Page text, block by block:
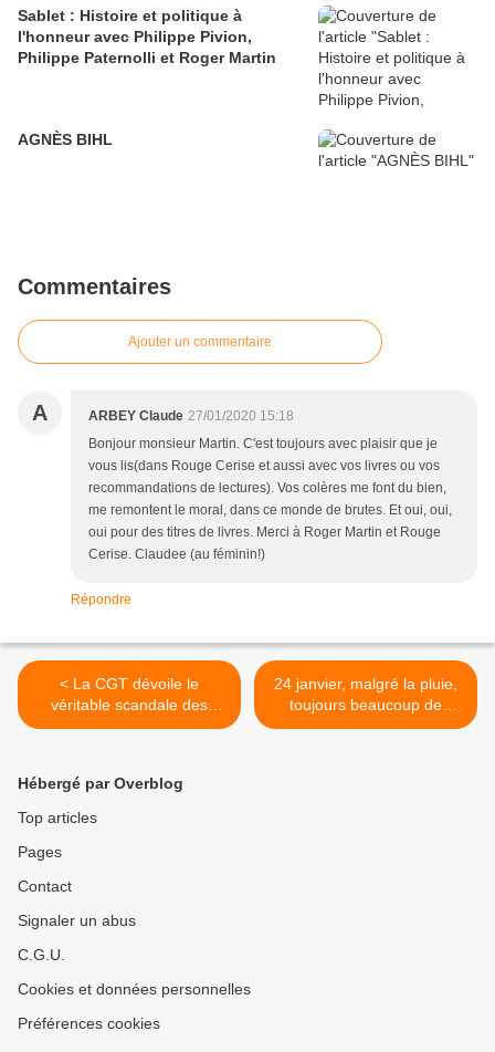
Sablet : Histoire et politique à
l'honneur avec Philippe Pivion,
Philippe Paternolli et Roger Martin
AGNÈS BIHL
Commentaires
Ajouter un commentaire
A ARBEY Claude 27/01/2020 15:18
Bonjour monsieur Martin. C'est toujours avec plaisir que je
vous lis(dans Rouge Cerise et aussi avec vos livres ou vos
recommandations de lectures). Vos colères me font du bien,
me remontent le moral, dans ce monde de brutes. Et oui, oui,
oui pour des titres de livres. Merci à Roger Martin et Rouge
Cerise. Claudee (au féminin!)
Répondre
< La CGT dévoile le
véritable scandale des
coupures de courant
24 janvier, malgré la pluie,
toujours beaucoup de
monde >
Hébergé par Overblog
Top articles
Pages
Contact
Signaler un abus
C.G.U.
Cookies et données personnelles
Préférences cookies